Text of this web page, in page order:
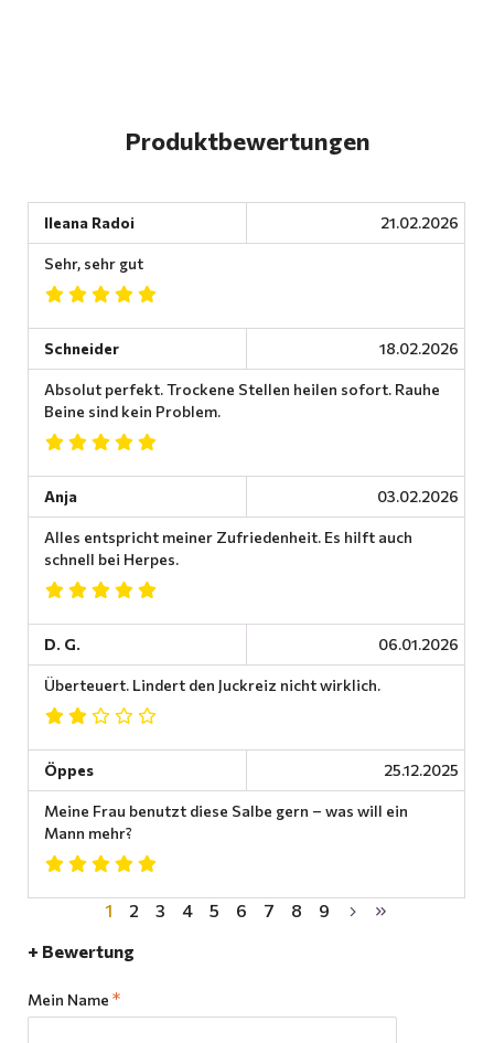
Produktbewertungen
Ileana Radoi 21.02.2026
Sehr, sehr gut
Schneider 18.02.2026
Absolut perfekt. Trockene Stellen heilen sofort. Rauhe
Beine sind kein Problem.
Anja 03.02.2026
Alles entspricht meiner Zufriedenheit. Es hilft auch
schnell bei Herpes.
D. G. 06.01.2026
Überteuert. Lindert den Juckreiz nicht wirklich.
Öppes 25.12.2025
Meine Frau benutzt diese Salbe gern – was will ein
Mann mehr?
1 2 3 4 5 6 7 8
9
+ Bewertung
Mein Name